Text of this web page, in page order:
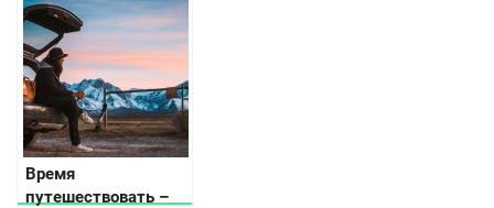
Время
путешествовать –